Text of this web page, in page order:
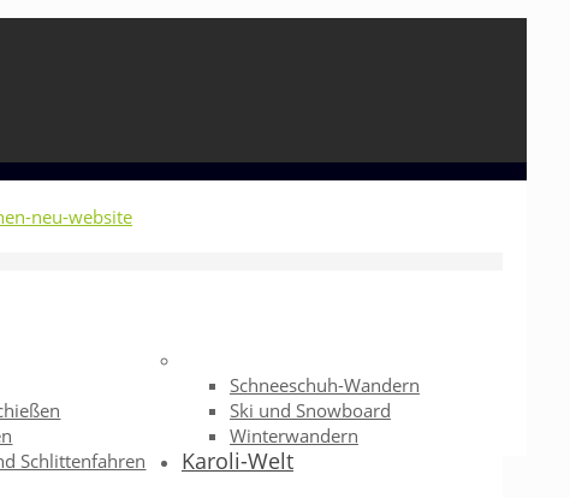
Schlittenfahren
Schneeschuh-Wandern
Ski und Snowboard
Winterwandern
Karoli-Welt